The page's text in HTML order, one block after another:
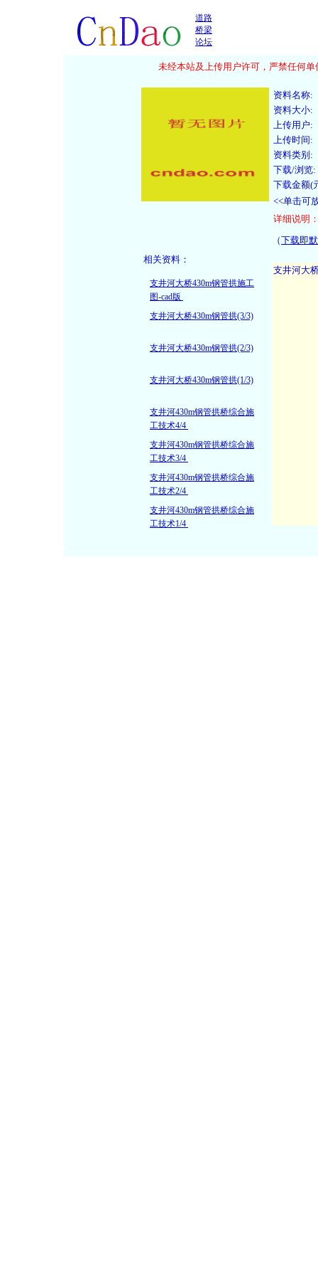
道路
桥梁
论坛
未经本站及上传用户许可，严禁任何单
资料名称:
资料大小:
上传用户:
上传时间:
资料类别:
下载/浏览:
下载金额(
<<单击可
详细说明
（下载即
相关资料：
支井河大桥430m钢管拱施工
图-cad版
支井河大桥430m钢管拱(3/3)
支井河大桥430m钢管拱(2/3)
支井河大桥430m钢管拱(1/3)
支井河430m钢管拱桥综合施
工技术4/4
支井河430m钢管拱桥综合施
工技术3/4
支井河430m钢管拱桥综合施
工技术2/4
支井河430m钢管拱桥综合施
工技术1/4